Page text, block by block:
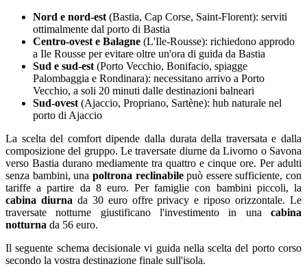
Nord e nord-est (Bastia, Cap Corse, Saint-Florent): serviti
ottimalmente dal porto di Bastia
Centro-ovest e Balagne (L'Ile-Rousse): richiedono approdo
a Ile Rousse per evitare oltre un'ora di guida da Bastia
Sud e sud-est (Porto Vecchio, Bonifacio, spiagge
Palombaggia e Rondinara): necessitano arrivo a Porto
Vecchio, a soli 20 minuti dalle destinazioni balneari
Sud-ovest (Ajaccio, Propriano, Sartène): hub naturale nel
porto di Ajaccio
La scelta del comfort dipende dalla durata della traversata e dalla
composizione del gruppo. Le traversate diurne da Livorno o Savona
verso Bastia durano mediamente tra quattro e cinque ore. Per adulti
senza bambini, una poltrona reclinabilepuò essere sufficiente, con
tariffe a partire da 8 euro. Per famiglie con bambini piccoli, la
cabina diurna da 30 eurooffre privacy e riposo orizzontale. Le
traversate notturne giustificano l'investimento in una cabina
notturna da 56 euro.
Il seguente schema decisionale vi guida nella scelta del porto corso
secondo la vostra destinazione finale sull'isola.